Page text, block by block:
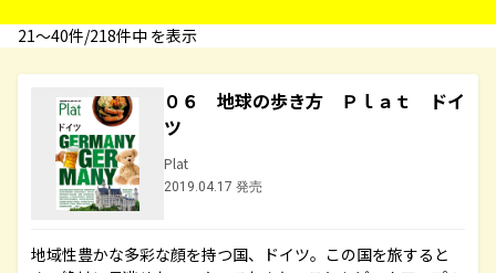
21〜40件/218件中 を表示
０６ 地球の歩き方 Ｐｌａｔ ドイ
ツ
Plat
2019.04.17 発売
地域性豊かな多彩な顔を持つ国、ドイツ。この国を旅すると